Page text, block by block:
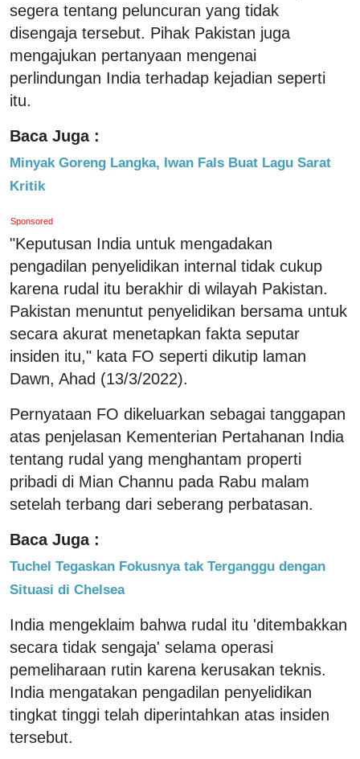
segera tentang peluncuran yang tidak
disengaja tersebut. Pihak Pakistan juga
mengajukan pertanyaan mengenai
perlindungan India terhadap kejadian seperti
itu.
Baca Juga :
Minyak Goreng Langka, Iwan Fals Buat Lagu Sarat
Kritik
Sponsored
"Keputusan India untuk mengadakan
pengadilan penyelidikan internal tidak cukup
karena rudal itu berakhir di wilayah Pakistan.
Pakistan menuntut penyelidikan bersama untuk
secara akurat menetapkan fakta seputar
insiden itu," kata FO seperti dikutip laman
Dawn, Ahad (13/3/2022).
Pernyataan FO dikeluarkan sebagai tanggapan
atas penjelasan Kementerian Pertahanan India
tentang rudal yang menghantam properti
pribadi di Mian Channu pada Rabu malam
setelah terbang dari seberang perbatasan.
Baca Juga :
Tuchel Tegaskan Fokusnya tak Terganggu dengan
Situasi di Chelsea
India mengeklaim bahwa rudal itu 'ditembakkan
secara tidak sengaja' selama operasi
pemeliharaan rutin karena kerusakan teknis.
India mengatakan pengadilan penyelidikan
tingkat tinggi telah diperintahkan atas insiden
tersebut.